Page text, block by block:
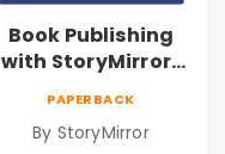
Book Publishing
with StoryMirror |
PAPERBACK
By StoryMirror